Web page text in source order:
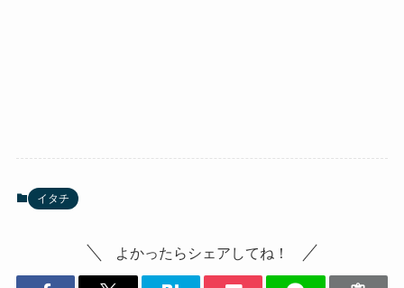
イタチ
よかったらシェアしてね！